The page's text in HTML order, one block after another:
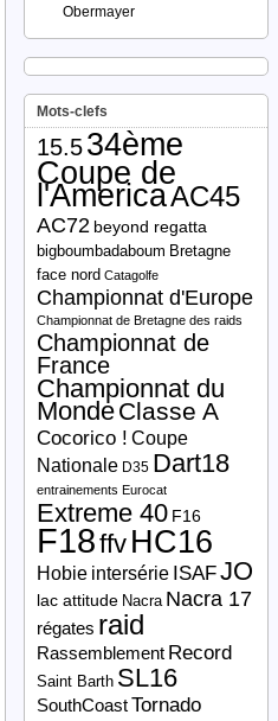
Obermayer
Mots-clefs
15.534ème
Coupe de
l'AmericaAC45
AC72 beyond regatta
bigboumbadaboum Bretagne
face nord Catagolfe
Championnat d'Europe
Championnat de Bretagne des raids
Championnat de
France
Championnat du
MondeClasse A
Cocorico ! Coupe
Nationale D35 Dart18
entrainements Eurocat
Extreme 40 F16
F18ffv HC16
Hobie intersérie ISAFJO
lac attitude Nacra Nacra 17
régates raid
Rassemblement Record
Saint Barth SL16
SouthCoastTornado